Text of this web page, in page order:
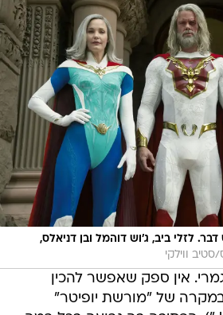
לזלי ביב, ג'וש דוהמל ובן דניאלס,
סטיב ווילקי
אין ספק שאפשר להכין
של "מורשת יופיטר"